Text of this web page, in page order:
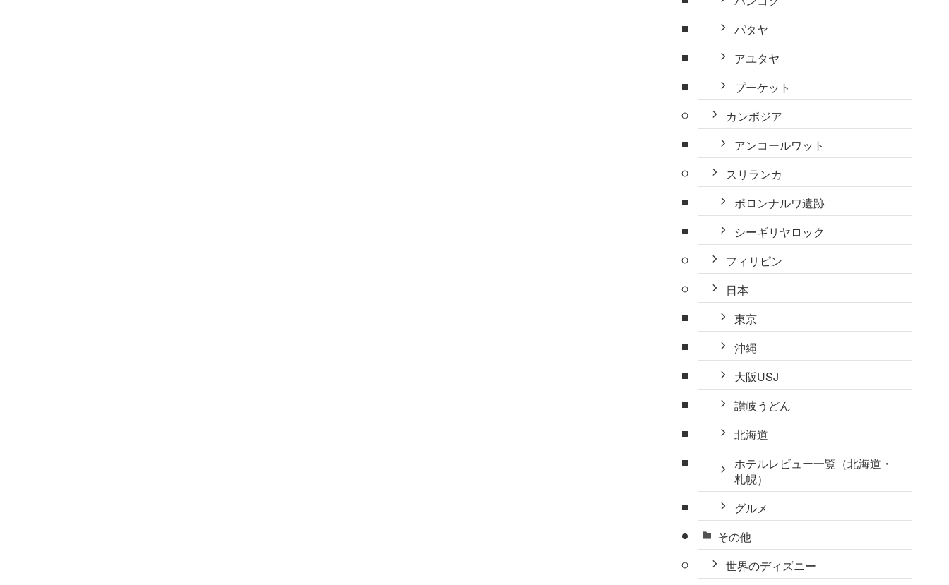
パタヤ
アユタヤ
プーケット
カンボジア
アンコールワット
スリランカ
ポロンナルワ遺跡
シーギリヤロック
フィリピン
日本
東京
沖縄
大阪USJ
讃岐うどん
北海道
ホテルレビュー一覧（北海道・
札幌）
グルメ
その他
世界のディズニー